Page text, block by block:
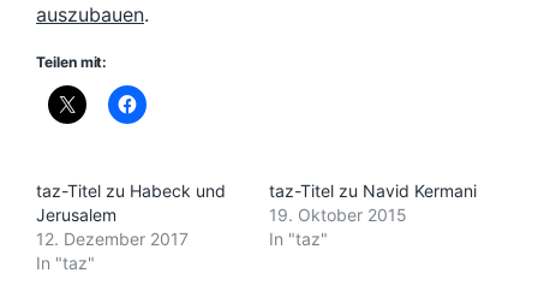
auszubauen.
Teilen mit:
taz-Titel zu Habeck und
Jerusalem
12. Dezember 2017
In "taz"
taz-Titel zu Navid Kermani
19. Oktober 2015
In "taz"